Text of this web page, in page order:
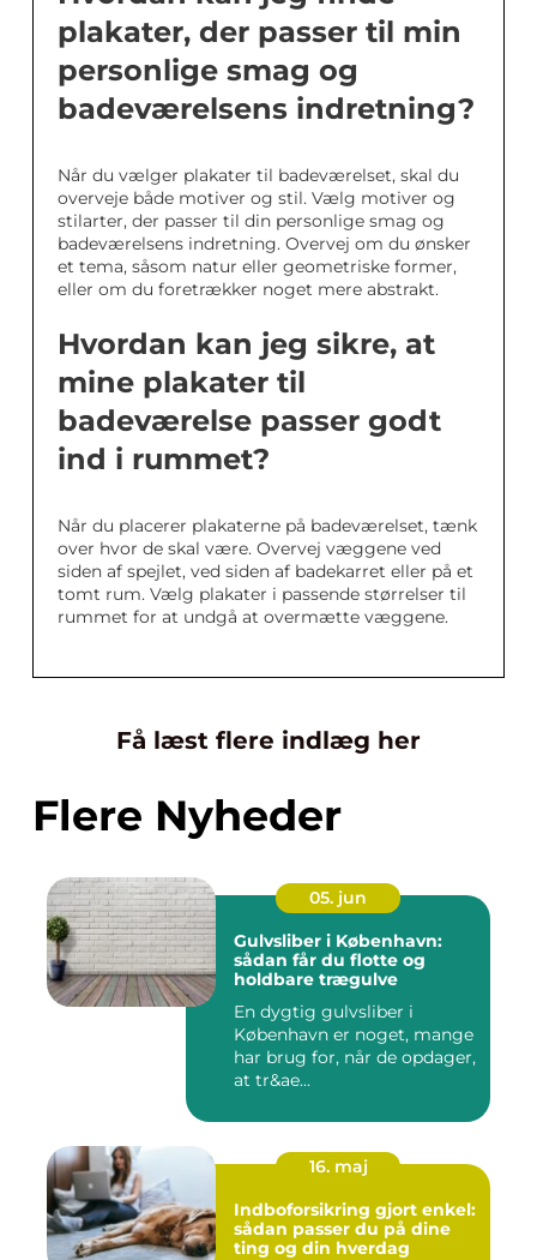
plakater, der passer til min
personlige smag og
badeværelsens indretning?
Når du vælger plakater til badeværelset, skal du
overveje både motiver og stil. Vælg motiver og
stilarter, der passer til din personlige smag og
badeværelsens indretning. Overvej om du ønsker
et tema, såsom natur eller geometriske former,
eller om du foretrækker noget mere abstrakt.
Hvordan kan jeg sikre, at
mine plakater til
badeværelse passer godt
ind i rummet?
Når du placerer plakaterne på badeværelset, tænk
over hvor de skal være. Overvej væggene ved
siden af spejlet, ved siden af badekarret eller på et
tomt rum. Vælg plakater i passende størrelser til
rummet for at undgå at overmætte væggene.
Få læst flere indlæg her
Flere Nyheder
05. jun
Gulvsliber i København:
sådan får du flotte og
holdbare trægulve
En dygtig gulvsliber i
København er noget, mange
har brug for, når de opdager,
at tr&ae...
16. maj
Indboforsikring gjort enkel:
sådan passer du på dine
ting og din hverdag